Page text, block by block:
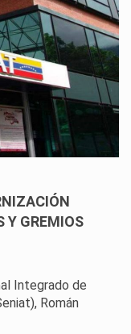
Y GREMIOS
Integrado de
Román